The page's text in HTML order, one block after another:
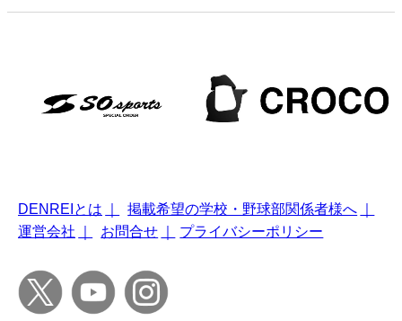
DENREIとは 掲載希望の学校・野球部関係者様へ
運営会社
お問合せ プライバシーポリシー